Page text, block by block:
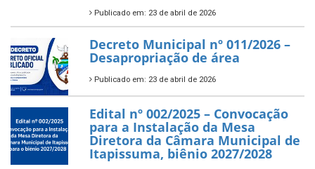
Publicado em: 23 de abril de 2026
Decreto Municipal nº 011/2026 –
Desapropriação de área
Publicado em: 23 de abril de 2026
Edital nº 002/2025 – Convocação
para a Instalação da Mesa
Diretora da Câmara Municipal de
Itapissuma, biênio 2027/2028